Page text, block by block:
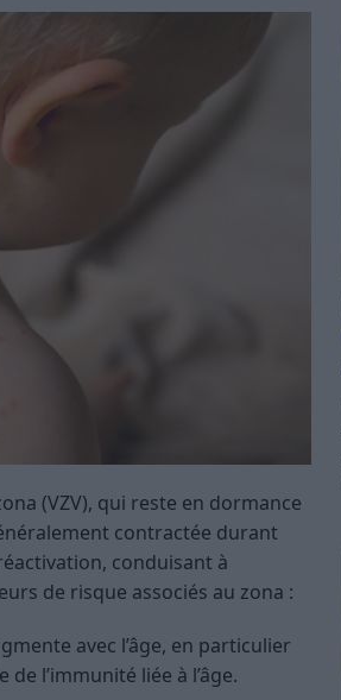
(VZV), qui reste en dormance
contractée durant
conduisant à
de risque associés au zona :
avec l’âge, en particulier
l’immunité liée à l’âge.